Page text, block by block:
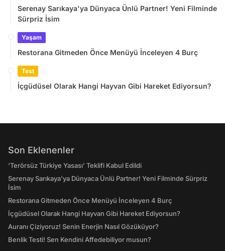
Serenay Sarıkaya'ya Dünyaca Ünlü Partner! Yeni Filminde
Sürpriz İsim
Yaşam
Restorana Gitmeden Önce Menüyü İnceleyen 4 Burç
Test
İçgüdüsel Olarak Hangi Hayvan Gibi Hareket Ediyorsun?
Son Eklenenler
‘Terörsüz Türkiye Yasası’ Teklifi Kabul Edildi
Serenay Sarıkaya'ya Dünyaca Ünlü Partner! Yeni Filminde Sürpriz
İsim
Restorana Gitmeden Önce Menüyü İnceleyen 4 Burç
İçgüdüsel Olarak Hangi Hayvan Gibi Hareket Ediyorsun?
Auranı Çiziyoruz! Senin Enerjin Nasıl Gözüküyor?
Benlik Testi! Sen Kendini Affedebiliyor musun?